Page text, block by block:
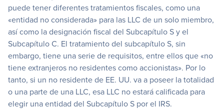
puede tener diferentes tratamientos fiscales, como una
«entidad no considerada» para las LLC de un solo miembro,
así como la designación fiscal del Subcapítulo S y el
Subcapítulo C. El tratamiento del subcapítulo S, sin
embargo, tiene una serie de requisitos, entre ellos que «no
tiene extranjeros no residentes como accionistas». Por lo
tanto, si un no residente de EE. UU. va a poseer la totalidad
o una parte de una LLC, esa LLC no estará calificada para
elegir una entidad del Subcapítulo S por el IRS.